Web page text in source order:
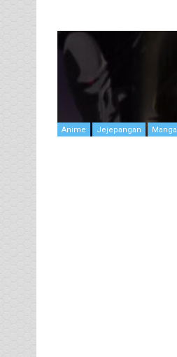
Anime Jejepangan Manga